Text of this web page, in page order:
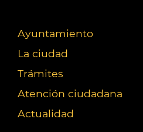
Ayuntamiento
La ciudad
Trámites
Atención ciudadana
Actualidad